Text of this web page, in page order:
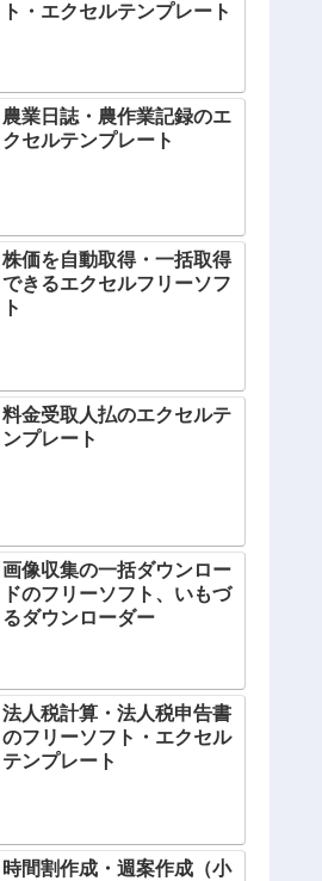
ト・エクセルテンプレート
農業日誌・農作業記録のエ
クセルテンプレート
株価を自動取得・一括取得
できるエクセルフリーソフ
ト
料金受取人払のエクセルテ
ンプレート
画像収集の一括ダウンロー
ドのフリーソフト、いもづ
るダウンローダー
法人税計算・法人税申告書
のフリーソフト・エクセル
テンプレート
時間割作成・週案作成（小